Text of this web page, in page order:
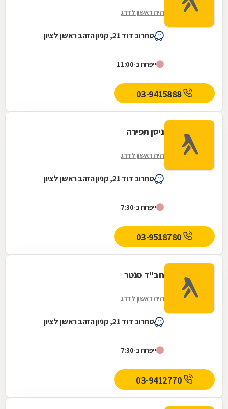
היה ראשון לדרג
סחרוב דוד 21, קניון הזהב ראשון לציון
ייפתח ב-11:00
03-9415888
ניסן תפירה
היה ראשון לדרג
סחרוב דוד 21, קניון הזהב ראשון לציון
ייפתח ב-7:30
03-9518780
חב"ד סנטר
היה ראשון לדרג
סחרוב דוד 21, קניון הזהב ראשון לציון
ייפתח ב-7:30